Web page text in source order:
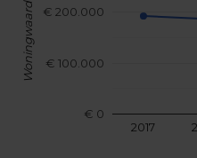
2017
€ 0
€ 100.000
€ 200.000
Woningwaarde